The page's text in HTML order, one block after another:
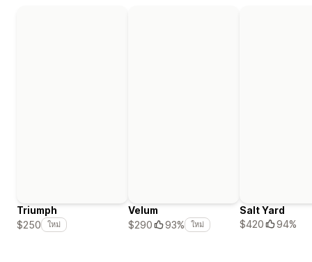
Triumph
$250
ใหม่
Velum
$290
93% ใหม่
Salt Yard
$420
94%